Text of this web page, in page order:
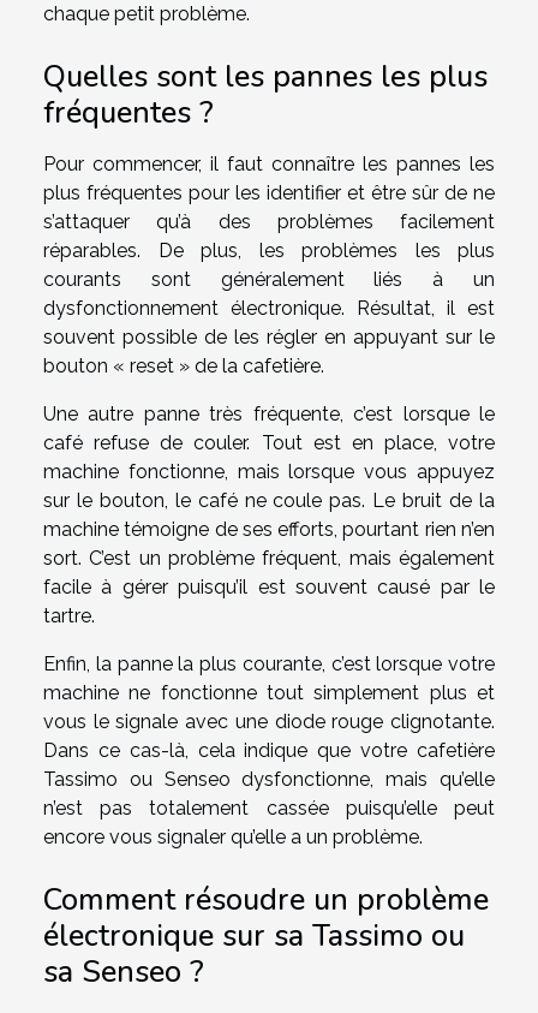
chaque petit problème.
Quelles sont les pannes les plus
fréquentes ?
Pour commencer, il faut connaître les pannes les
plus fréquentes pour les identifier et être sûr de ne
s’attaquer qu’à des problèmes facilement
réparables. De plus, les problèmes les plus
courants sont généralement liés à un
dysfonctionnement électronique. Résultat, il est
souvent possible de les régler en appuyant sur le
bouton « reset » de la cafetière.
Une autre panne très fréquente, c’est lorsque le
café refuse de couler. Tout est en place, votre
machine fonctionne, mais lorsque vous appuyez
sur le bouton, le café ne coule pas. Le bruit de la
machine témoigne de ses efforts, pourtant rien n’en
sort. C’est un problème fréquent, mais également
facile à gérer puisqu’il est souvent causé par le
tartre.
Enfin, la panne la plus courante, c’est lorsque votre
machine ne fonctionne tout simplement plus et
vous le signale avec une diode rouge clignotante.
Dans ce cas-là, cela indique que votre cafetière
Tassimo ou Senseo dysfonctionne, mais qu’elle
n’est pas totalement cassée puisqu’elle peut
encore vous signaler qu’elle a un problème.
Comment résoudre un problème
électronique sur sa Tassimo ou
sa Senseo ?